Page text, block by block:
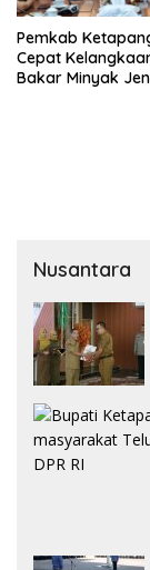
Pemkab
Cepat
Bakar Minyak
Nusantara